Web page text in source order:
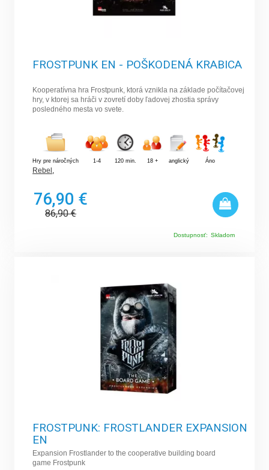
FROSTPUNK EN - POŠKODENÁ KRABICA
Kooperatívna hra Frostpunk, ktorá vznikla na základe počítačovej
hry, v ktorej sa hráči v zovretí doby ľadovej zhostia správy
posledného mesta vo svete.
Hry pre náročných 1-4 120 min. 18 + anglický Áno
Rebel ,
76,90 €
86,90€
Dostupnosť: Skladom
FROSTPUNK: FROSTLANDER EXPANSION
EN
Expansion Frostlander to the cooperative building board
game Frostpunk